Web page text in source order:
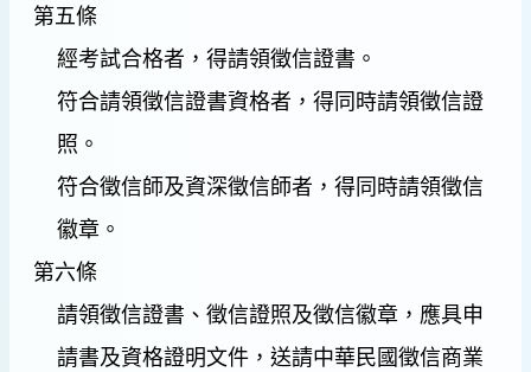
第五條
經考試合格者，得請領徵信證書。
符合請領徵信證書資格者，得同時請領徵信證
照。
符合徵信師及資深徵信師者，得同時請領徵信
徽章。
第六條
請領徵信證書、徵信證照及徵信徽章，應具申
請書及資格證明文件，送請中華民國徵信商業